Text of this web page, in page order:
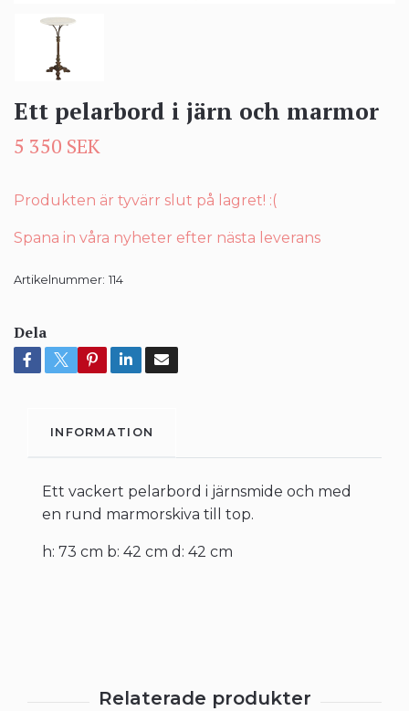
Ett pelarbord i järn och marmor
5 350 SEK
Produkten är tyvärr slut på lagret! :(
Spana in våra nyheter efter nästa leverans
Artikelnummer: 114
Dela
INFORMATION
Ett vackert pelarbord i järnsmide och med
en rund marmorskiva till top.
h: 73 cm b: 42 cm d: 42 cm